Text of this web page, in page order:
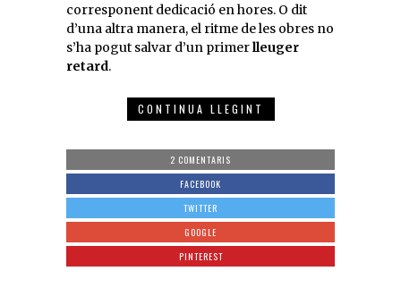
corresponent dedicació en hores. O dit
d’una altra manera, el ritme de les obres no
s’ha pogut salvar d’un primerlleuger
retard.
CONTINUA LLEGINT
2 COMENTARIS
FACEBOOK
TWITTER
GOOGLE
PINTEREST